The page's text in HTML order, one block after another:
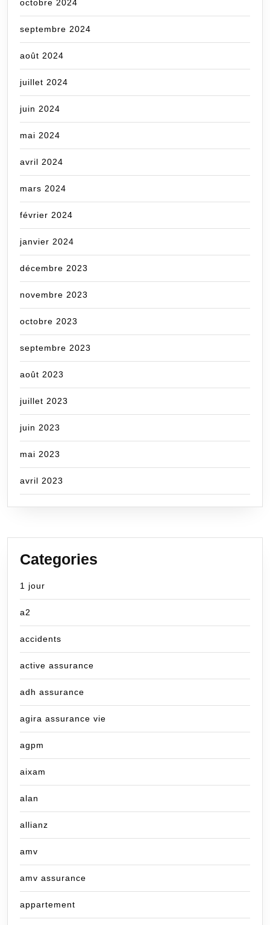
octobre 2024
septembre 2024
août 2024
juillet 2024
juin 2024
mai 2024
avril 2024
mars 2024
février 2024
janvier 2024
décembre 2023
novembre 2023
octobre 2023
septembre 2023
août 2023
juillet 2023
juin 2023
mai 2023
avril 2023
Categories
1 jour
a2
accidents
active assurance
adh assurance
agira assurance vie
agpm
aixam
alan
allianz
amv
amv assurance
appartement